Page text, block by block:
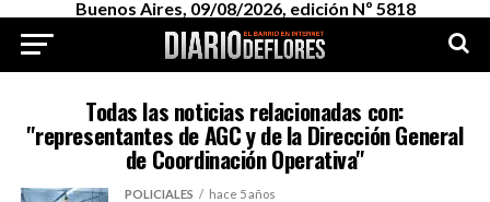
Buenos Aires, 09/08/2026, edición Nº 5818
Todas las noticias relacionadas con:
"representantes de AGC y de la Dirección General
de Coordinación Operativa"
POLICIALES hace 5 años